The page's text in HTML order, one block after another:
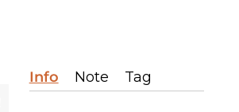
Info Note Tag